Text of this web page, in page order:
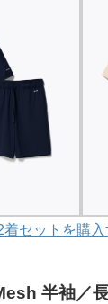
セットを購入
半袖／